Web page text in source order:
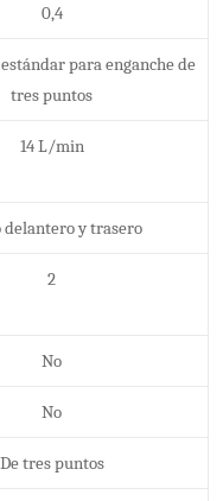
0,4
para enganche de
tres puntos
14 L/min
delantero y trasero
2
No
No
De tres puntos